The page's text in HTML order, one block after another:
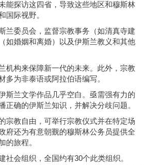
能探访这四省，导致这些地区和穆斯林
国际视野。
兰委员会，监督宗教事务（如清真寺建
如婚姻和离婚）以及伊斯兰教义和其他
机构来保障新一代的未来。此外，宗教
多为非泰语或阿拉伯语编写。
斯兰文学作品几乎空白。亟需强有力的
正确的伊斯兰知识，并解决分歧问题。
宗教自由，可举行宗教仪式并在特定场
府还为有意朝觐的穆斯林公务员提供全
的旅程。
社会组织，全国约有30个此类组织。